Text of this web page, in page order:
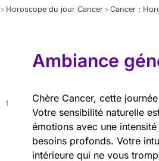
> Horoscope du jour Cancer >Cancer :
1
Ambiance
Chère Cancer, cette
Votre sensibilité naturelle
émotions avec une
besoins profonds. Votre
intérieure qui ne vous